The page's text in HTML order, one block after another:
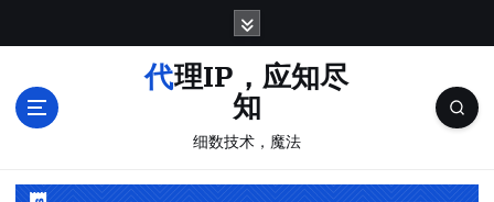
代理IP，应知尽
知
细数技术，魔法